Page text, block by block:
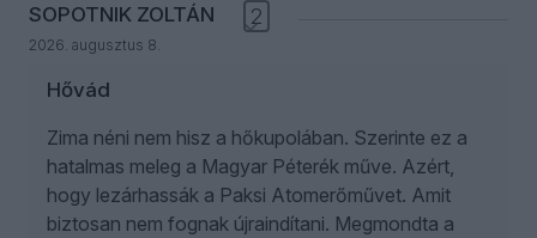
SOPOTNIK ZOLTÁN
2026. augusztus 8.
2
Hővád
Zima néni nem hisz a hőkupolában. Szerinte ez a
hatalmas meleg a Magyar Péterék műve. Azért,
hogy lezárhassák a Paksi Atomerőművet. Amit
biztosan nem fognak újraindítani. Megmondta a